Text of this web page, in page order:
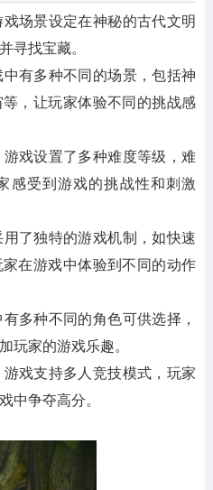
场景设定在神秘的古代文明
寻找宝藏。
有多种不同的场景，包括神
，让玩家体验不同的挑战感
戏设置了多种难度等级，难
感受到游戏的挑战性和刺激
了独特的游戏机制，如快速
在游戏中体验到不同的动作
多种不同的角色可供选择，
玩家的游戏乐趣。
戏支持多人竞技模式，玩家
中争夺高分。